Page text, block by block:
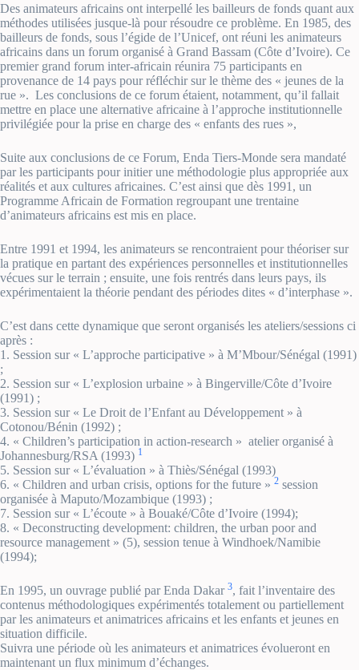
Des animateurs africains ont interpellé les bailleurs de fonds quant aux
méthodes utilisées jusque-là pour résoudre ce problème. En 1985, des
bailleurs de fonds, sous l’égide de l’Unicef, ont réuni les animateurs
africains dans un forum organisé à Grand Bassam (Côte d’Ivoire). Ce
premier grand forum inter-africain réunira 75 participants en
provenance de 14 pays pour réfléchir sur le thème des « jeunes de la
rue ». Les conclusions de ce forum étaient, notamment, qu’il fallait
mettre en place une alternative africaine à l’approche institutionnelle
privilégiée pour la prise en charge des « enfants des rues »,
Suite aux conclusions de ce Forum, Enda Tiers-Monde sera mandaté
par les participants pour initier une méthodologie plus appropriée aux
réalités et aux cultures africaines. C’est ainsi que dès 1991, un
Programme Africain de Formation regroupant une trentaine
d’animateurs africains est mis en place.
Entre 1991 et 1994, les animateurs se rencontraient pour théoriser sur
la pratique en partant des expériences personnelles et institutionnelles
vécues sur le terrain ; ensuite, une fois rentrés dans leurs pays, ils
expérimentaient la théorie pendant des périodes dites « d’interphase ».
C’est dans cette dynamique que seront organisés les ateliers/sessions ci
après :
1. Session sur « L’approche participative » à M’Mbour/Sénégal (1991)
;
2. Session sur « L’explosion urbaine » à Bingerville/Côte d’Ivoire
(1991) ;
3. Session sur « Le Droit de l’Enfant au Développement » à
Cotonou/Bénin (1992) ;
4. « Children’s participation in action-research » atelier organisé à
Johannesburg/RSA (1993) 1
5. Session sur « L’évaluation » à Thiès/Sénégal (1993)
6. « Children and urban crisis, options for the future » 2 session
organisée à Maputo/Mozambique (1993) ;
7. Session sur « L’écoute » à Bouaké/Côte d’Ivoire (1994);
8. « Deconstructing development: children, the urban poor and
resource management » (5), session tenue à Windhoek/Namibie
(1994);
En 1995, un ouvrage publié par Enda Dakar 3, fait l’inventaire des
contenus méthodologiques expérimentés totalement ou partiellement
par les animateurs et animatrices africains et les enfants et jeunes en
situation difficile.
Suivra une période où les animateurs et animatrices évolueront en
maintenant un flux minimum d’échanges.